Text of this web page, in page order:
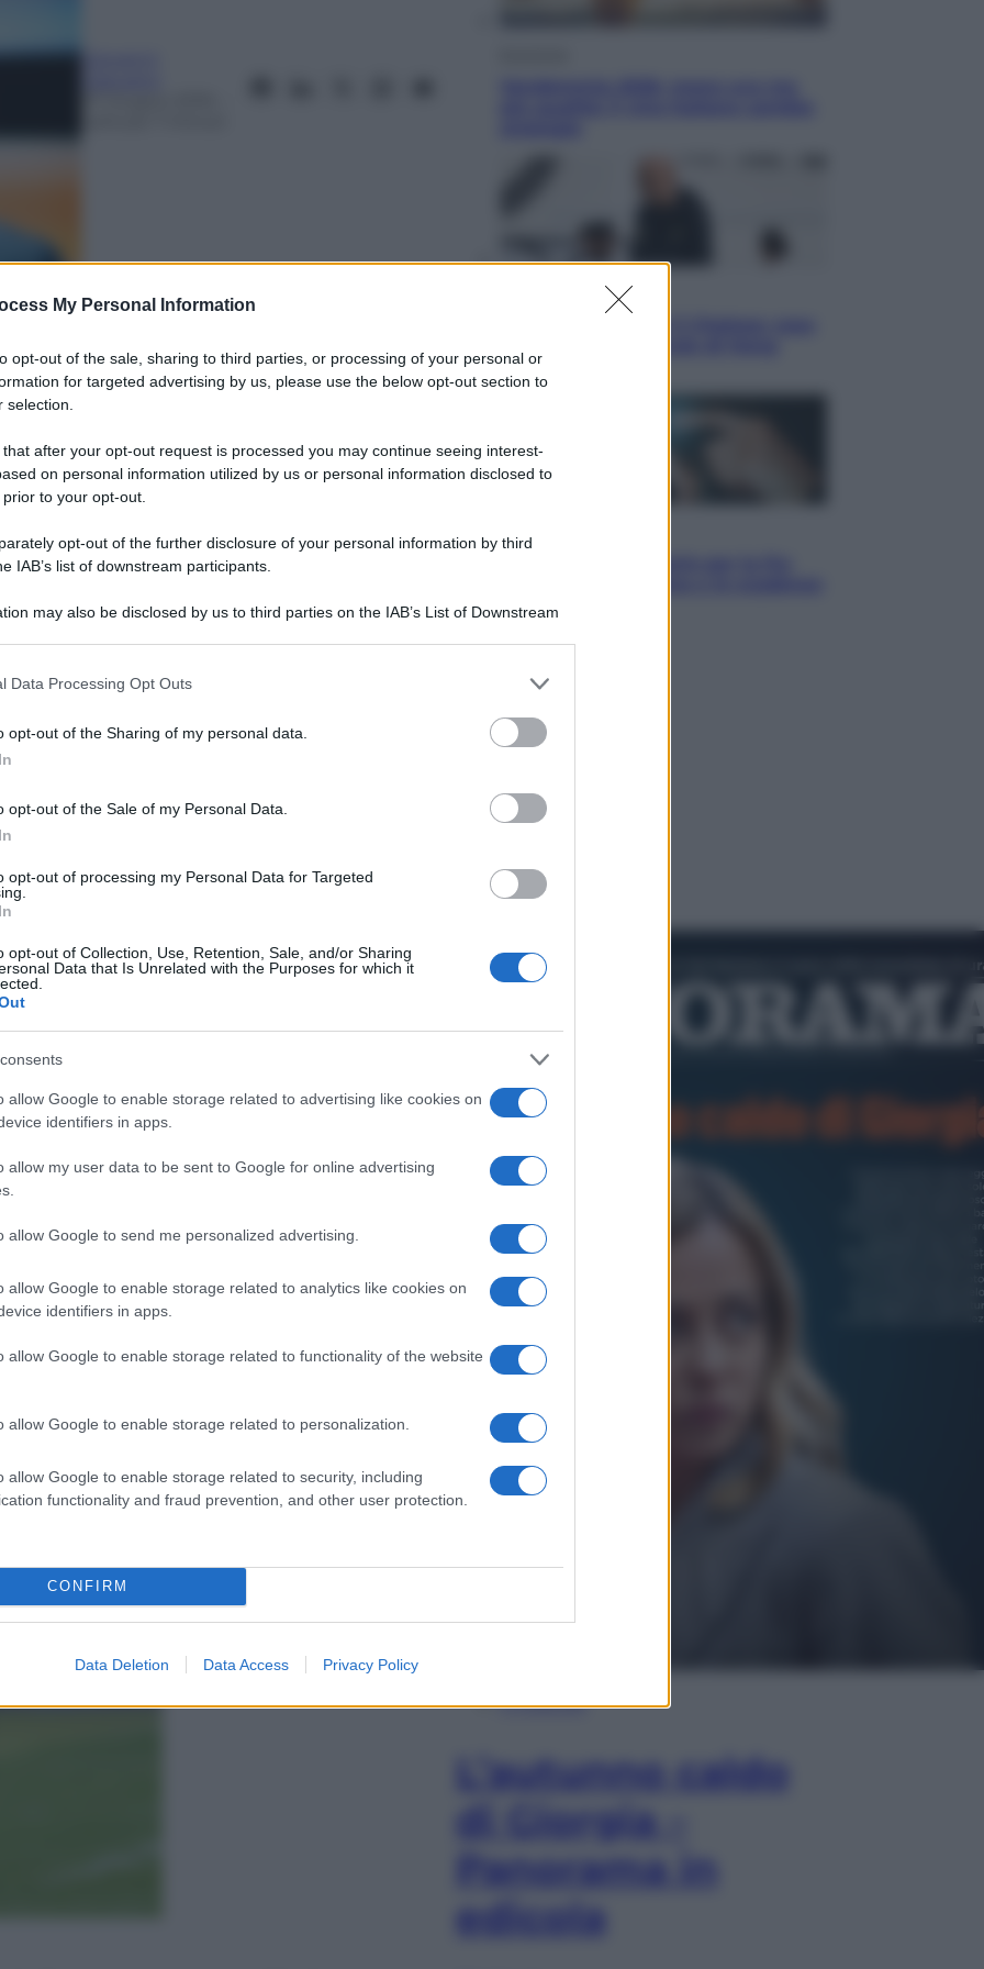
My Personal Information
opt-out of the sale, sharing to third parties, or processing of your personal or
for targeted advertising by us, please use the below opt-out section to
selection.
that after your opt-out request is processed you may continue seeing interest-
on personal information utilized by us or personal information disclosed to
to your opt-out.
opt-out of the further disclosure of your personal information by third
IAB’s list of downstream participants.
may also be disclosed by us to third parties on the IAB’s List of Downstream
including but not limited to your visit or usage behaviour. You may click to grant or
to Google and its third-party tags to use your data for below specified purposes
consent section.
Data Processing Opt Outs
opt-out of the Sharing of my personal data.
opt-out of the Sale of my Personal Data.
opt-out of processing my Personal Data for Targeted
opt-out of Collection, Use, Retention, Sale, and/or Sharing
Data that Is Unrelated with the Purposes for which it
allow Google to enable storage related to advertising like cookies on
identifiers in apps.
allow my user data to be sent to Google for online advertising
allow Google to send me personalized advertising.
allow Google to enable storage related to analytics like cookies on
identifiers in apps.
allow Google to enable storage related to functionality of the website
allow Google to enable storage related to personalization.
allow Google to enable storage related to security, including
functionality and fraud prevention, and other user protection.
CONFIRM
Data Deletion Data Access Privacy Policy
alla Germania. Che è superiore, ma ci
l’ora della verità, quello in cui noi e loro
ai quarti di finale dell’Europeo e nessuno lo
prima parete del nostro Everest buttando fuori la
Quello che aspetta, però, è ancora più difficile.
Loro sono la Germania che è favorita da tutto:
contro Germania come nel più classico dei
del Messico nel ’70, Madrid ’82, Dortmund
per scaricare tutta la pressione sui campioni del
inarrivabili. Lo erano anche gli spagnoli e
lo show di Conte
Kong
In Edicola
L’autunno caldo
di Giorgia –
Panorama in
edicola